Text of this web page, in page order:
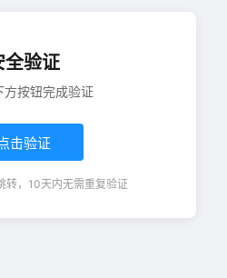
全验证
方按钮完成验证
击验证
转，10天内无需重复验证